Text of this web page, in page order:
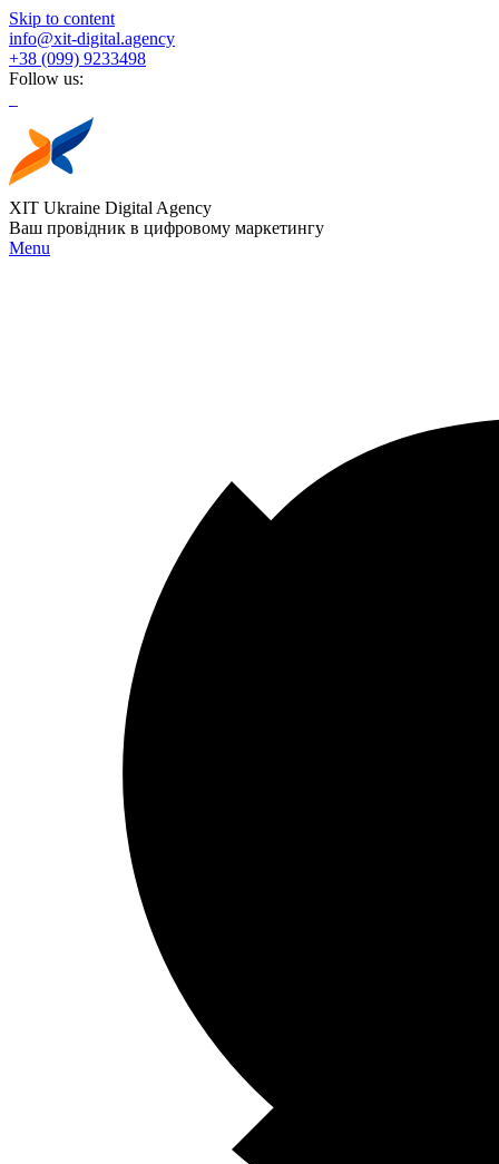
Skip to content
info@xit-digital.agency
+38 (099) 9233498
Follow us:
XIT Ukraine Digital Agency
Ваш провідник в цифровому маркетингу
Menu